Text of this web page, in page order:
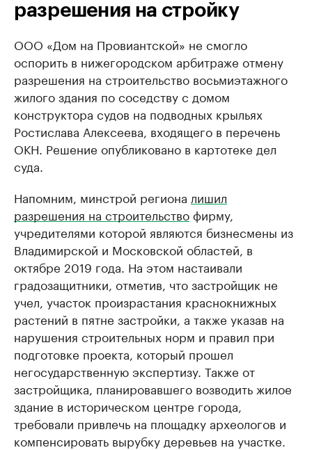
разрешения на стройку
ООО «Дом на Провиантской» не смогло
оспорить в нижегородском арбитраже отмену
разрешения на строительство восьмиэтажного
жилого здания по соседству с домом
конструктора судов на подводных крыльях
Ростислава Алексеева, входящего в перечень
ОКН. Решение опубликовано в картотеке дел
суда.
Напомним, минстрой региона лишил
разрешения на строительствофирму,
учредителями которой являются бизнесмены из
Владимирской и Московской областей, в
октябре 2019 года. На этом настаивали
градозащитники, отметив, что застройщик не
учел, участок произрастания краснокнижных
растений в пятне застройки, а также указав на
нарушения строительных норм и правил при
подготовке проекта, который прошел
негосударственную экспертизу. Также от
застройщика, планировавшего возводить жилое
здание в историческом центре города,
требовали привлечь на площадку археологов и
компенсировать вырубку деревьев на участке.